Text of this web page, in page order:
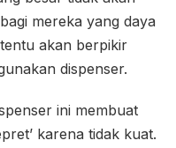
mereka yang daya
akan berpikir
dispenser.
ini membuat
karena tidak kuat.